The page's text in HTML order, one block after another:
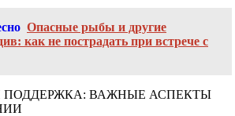
Опасные рыбы и другие
как не пострадать при встрече с
ПОДДЕРЖКА: ВАЖНЫЕ АСПЕКТЫ